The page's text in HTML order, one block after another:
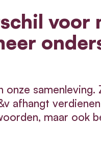
voor
afhangt
maar ook